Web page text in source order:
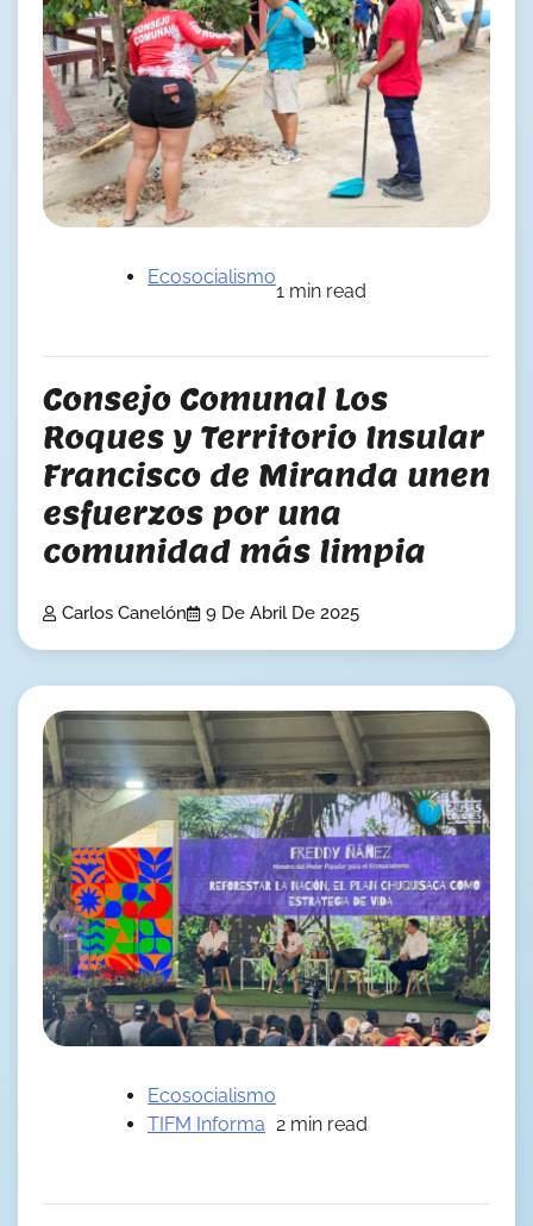
Ecosocialismo
1 min read
Consejo Comunal Los
Roques y Territorio Insular
Francisco de Miranda unen
esfuerzos por una
comunidad más limpia
Carlos Canelón 9 De Abril De 2025
Ecosocialismo
TIFM Informa 2 min read